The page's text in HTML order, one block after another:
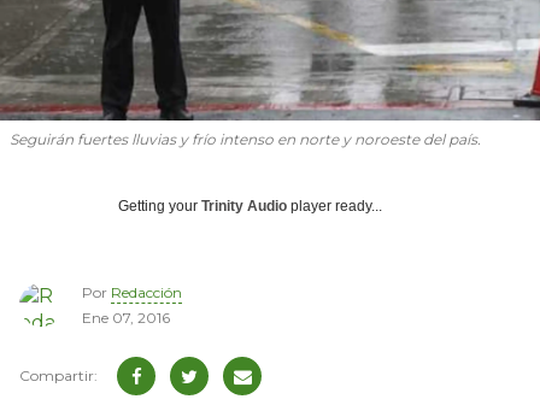
Seguirán fuertes lluvias y frío intenso en norte y noroeste del país.
Getting your Trinity Audio player ready...
Por Redacción
Ene 07, 2016